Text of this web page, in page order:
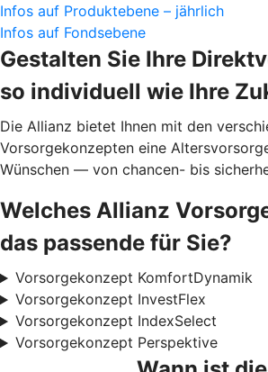
Infos auf Produktebene – jährlich
Infos auf Fondsebene
Gestalten Sie Ihre
so individuell wie Ihre
Die Allianz bietet Ihnen mit den
Vorsorgekonzepten eine
Wünschen — von chancen- bis
Welches Allianz
das passende für Sie?
Vorsorgekonzept KomfortDynamik
Vorsorgekonzept InvestFlex
Vorsorgekonzept IndexSelect
Vorsorgekonzept Perspektive